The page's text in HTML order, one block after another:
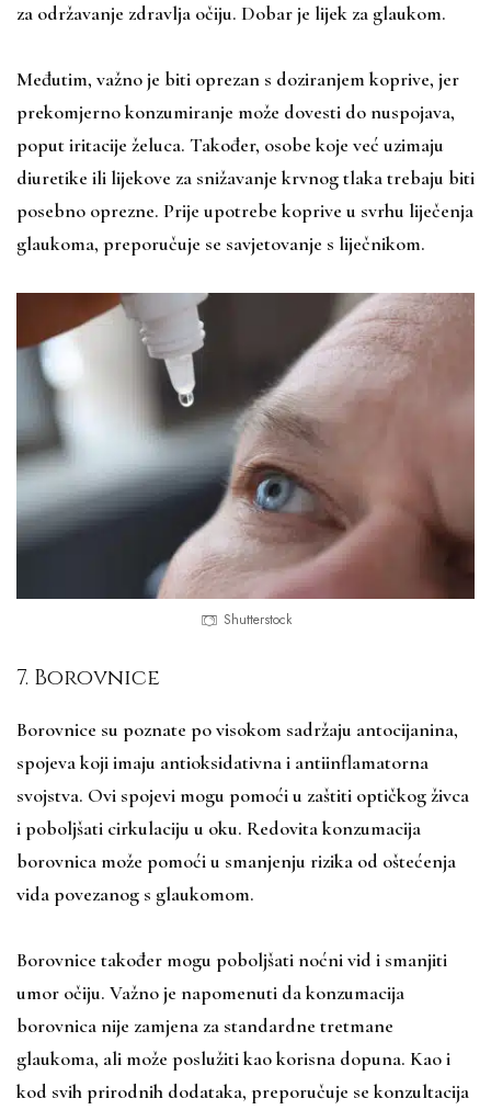
za održavanje zdravlja očiju. Dobar je lijek za glaukom.
Međutim, važno je biti oprezan s doziranjem koprive, jer
prekomjerno konzumiranje može dovesti do nuspojava,
poput iritacije želuca. Također, osobe koje već uzimaju
diuretike ili lijekove za snižavanje krvnog tlaka trebaju biti
posebno oprezne. Prije upotrebe koprive u svrhu liječenja
glaukoma, preporučuje se savjetovanje s liječnikom.
Shutterstock
7. Borovnice
Borovnice su poznate po visokom sadržaju antocijanina,
spojeva koji imaju antioksidativna i antiinflamatorna
svojstva. Ovi spojevi mogu pomoći u zaštiti optičkog živca
i poboljšati cirkulaciju u oku. Redovita konzumacija
borovnica može pomoći u smanjenju rizika od oštećenja
vida povezanog s glaukomom.
Borovnice također mogu poboljšati noćni vid i smanjiti
umor očiju. Važno je napomenuti da konzumacija
borovnica nije zamjena za standardne tretmane
glaukoma, ali može poslužiti kao korisna dopuna. Kao i
kod svih prirodnih dodataka, preporučuje se konzultacija